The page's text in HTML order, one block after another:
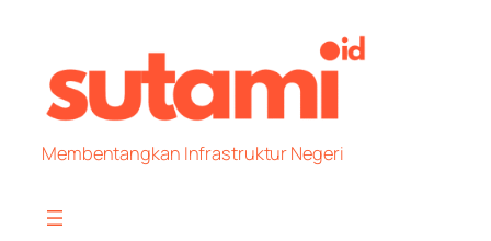
content
Membentangkan Infrastruktur Negeri